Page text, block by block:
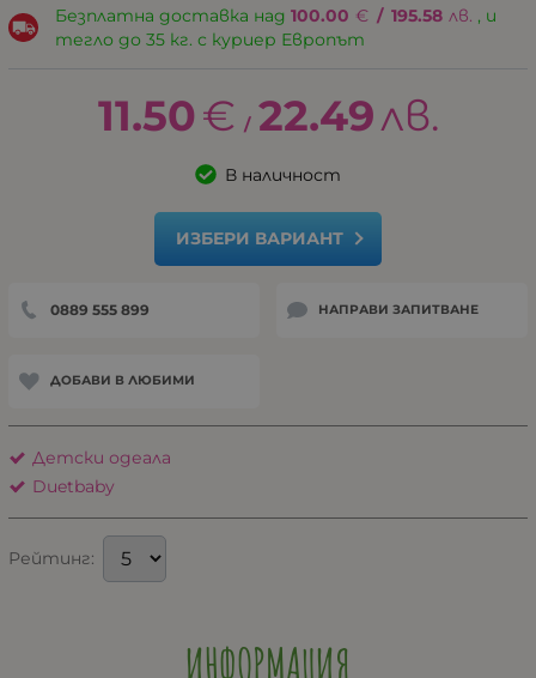
Безплатна доставка над 100.00 € / 195.58 лв. , и
тегло до 35 кг. с куриер Европът
11.50€ / 22.49лв.
В наличност
ИЗБЕРИ ВАРИАНТ
0889 555 899 НАПРАВИ ЗАПИТВАНЕ
ДОБАВИ В ЛЮБИМИ
Детски одеaла
Duetbaby
Рейтинг:
ИНФОРМАЦИЯ